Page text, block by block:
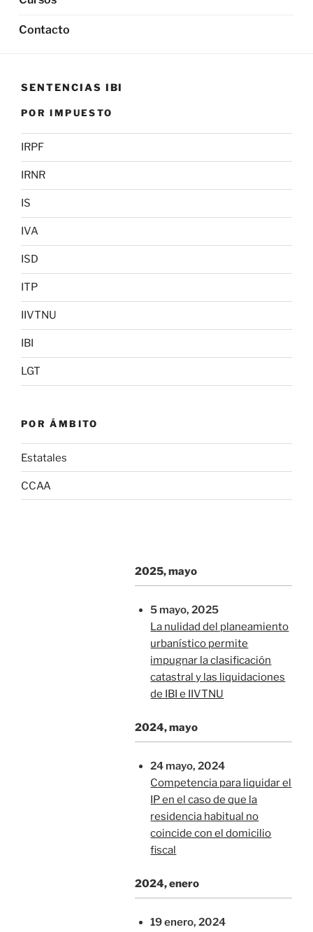
Contacto
SENTENCIAS IBI
POR IMPUESTO
IRPF
IRNR
IS
IVA
ISD
ITP
IIVTNU
IBI
LGT
POR ÁMBITO
Estatales
CCAA
2025, mayo
5 mayo, 2025
La nulidad del planeamiento
urbanístico permite
impugnar la clasificación
catastral y las liquidaciones
de IBI e IIVTNU
2024, mayo
24 mayo, 2024
Competencia para liquidar el
IP en el caso de que la
residencia habitual no
coincide con el domicilio
fiscal
2024, enero
19 enero, 2024